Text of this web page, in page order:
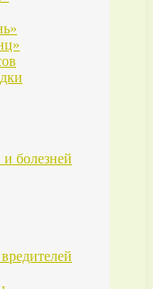
болезней